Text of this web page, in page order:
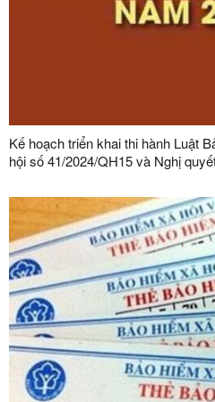
Kế hoạch triển khai thi hành Luật
hội số 41/2024/QH15 và Nghị